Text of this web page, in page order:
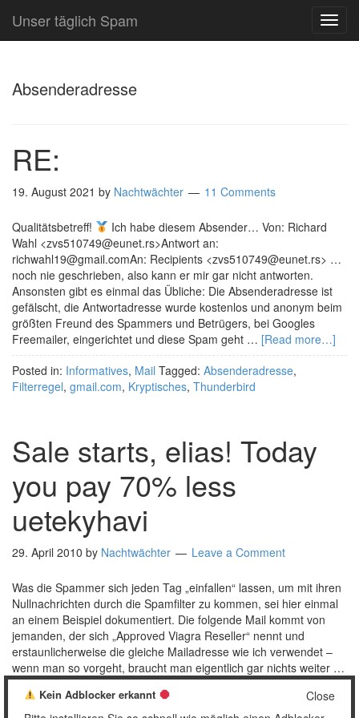
Unser täglich Spam
Absenderadresse
RE:
19. August 2021 by Nachtwächter 11 Comments
Qualitätsbetreff!
Ich habe diesem Absender… Von: Richard
Wahl <zvs510749@eunet.rs>Antwort an:
richwahl19@gmail.comAn: Recipients <zvs510749@eunet.rs> …
noch nie geschrieben, also kann er mir gar nicht antworten.
Ansonsten gibt es einmal das Übliche: Die Absenderadresse ist
gefälscht, die Antwortadresse wurde kostenlos und anonym beim
größten Freund des Spammers und Betrügers, bei Googles
Freemailer, eingerichtet und diese Spam geht … [Read more…]
Posted in: Informatives, Mail Tagged: Absenderadresse,
Filterregel, gmail.com, Kryptisches, Thunderbird
Sale starts, elias! Today
you pay 70% less
uetekyhavi
29. April 2010 by Nachtwächter Leave a Comment
Was die Spammer sich jeden Tag „einfallen“ lassen, um mit ihren
Nullnachrichten durch die Spamfilter zu kommen, sei hier einmal
an einem Beispiel dokumentiert. Die folgende Mail kommt von
jemanden, der sich „Approved Viagra Reseller“ nennt und
erstaunlicherweise die gleiche Mailadresse wie ich verwendet –
wenn man so vorgeht, braucht man eigentlich gar nichts weiter …
[Read more…]
Posted in:Mail Tagged:Absenderadresse,Dada,Pimmelpillen
Close
Kein Adblocker erkannt